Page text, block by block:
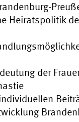
Heiratspolitik
der
individuellen